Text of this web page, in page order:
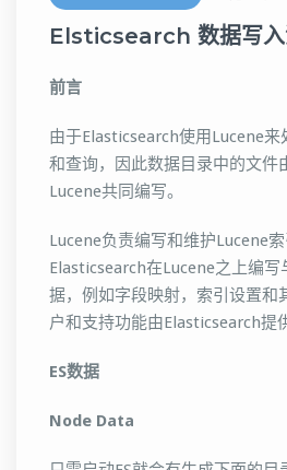
Elsticsearch 数据写入
前言
由于Elasticsearch使用Lucene来
和查询，因此数据目录中的文件
Lucene共同编写。
Lucene负责编写和维护Lucene
Elasticsearch在Lucene之上编
据，例如字段映射，索引设置和
户和支持功能由Elasticsearch提
ES数据
Node Data